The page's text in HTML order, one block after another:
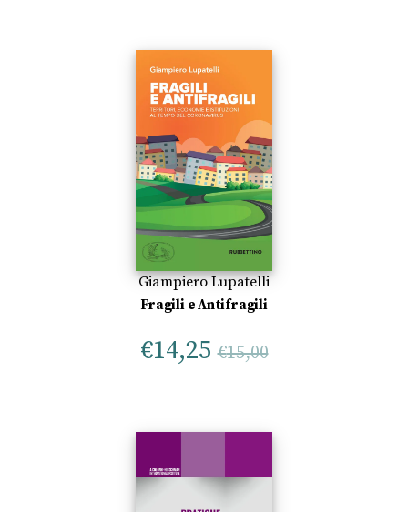
Giampiero Lupatelli
Fragili e Antifragili
€14,25 €15,00